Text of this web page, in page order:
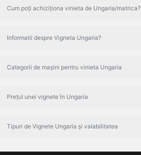
Cum poți achiziționa vinieta de Ungaria/matrica?
Informatii despre Vigneta Ungaria?
Categorii de mașini pentru vinieta Ungaria
Prețul unei vignete în Ungaria
Tipuri de Vignete Ungaria și valabilitatea